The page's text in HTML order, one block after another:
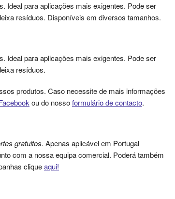
Ideal para aplicações mais exigentes. Pode ser
resíduos. Disponíveis em diversos tamanhos.
Ideal para aplicações mais exigentes. Pode ser
resíduos.
produtos. Caso necessite de mais informações
ou do nossoformulário de contacto.
gratuitos. Apenas aplicável em Portugal
com a nossa equipa comercial. Poderá também
cliqueaqui!